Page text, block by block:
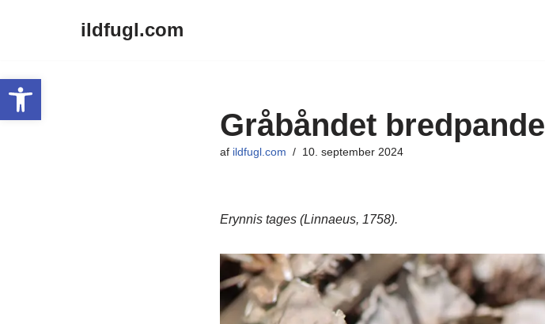
indhold
ildfugl.com
Gråbåndet bredpande
af ildfugl.com 10. september 2024
Erynnis tages (Linnaeus, 1758).
Open toolbar